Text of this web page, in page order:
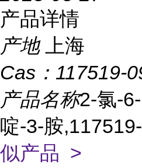
产品详情
产地
上海
Cas： 117519-
产品名称2-氯-
啶-3-胺
似产品 >